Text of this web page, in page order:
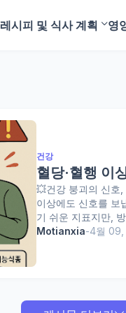
레시피 및 식사 계획 영
건강
혈당·혈행 이
💥건강 붕괴의 신호
이상에도 신호를 보
기 쉬운 지표지만,
Motianxia-4월 09,